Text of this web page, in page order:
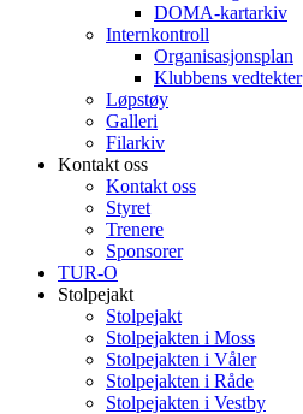
DOMA-kartarkiv
Internkontroll
Organisasjonsplan
Klubbens vedtekter
Løpstøy
Galleri
Filarkiv
Kontakt oss
Kontakt oss
Styret
Trenere
Sponsorer
TUR-O
Stolpejakt
Stolpejakt
Stolpejakten i Moss
Stolpejakten i Våler
Stolpejakten i Råde
Stolpejakten i Vestby